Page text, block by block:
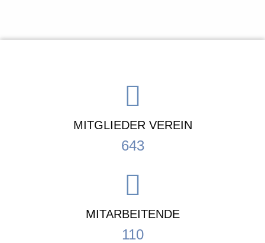
MITGLIEDER VEREIN
643
MITARBEITENDE
110